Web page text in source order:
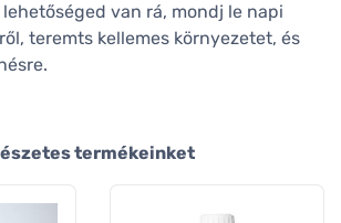
van rá, mondj le napi
teremts kellemes környezetet, és
termékeinket